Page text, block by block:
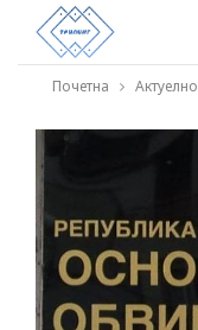
Почетна Актуелно